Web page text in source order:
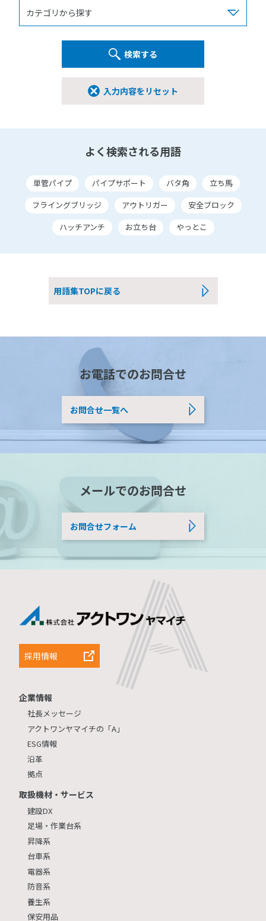
入力内容をリセット
検索する
よく検索される用語
単管パイプ パイプサポート バタ角
立ち馬
フライングブリッジ
アウトリガー
安全ブロック
ハッチアンチ
お立ち台 やっとこ
用語集TOPに戻る
お電話でのお問合せ
お問合せ一覧へ
メールでのお問合せ
お問合せフォーム
採用情報
企業情報
社長メッセージ
アクトワンヤマイチの「A」
ESG情報
沿革
拠点
取扱機材・サービス
建設DX
足場・作業台系
昇降系
台車系
電器系
防音系
養生系
保安用品